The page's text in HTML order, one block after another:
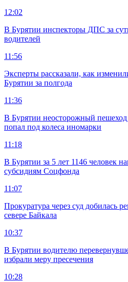
12:02
В Бурятии инспекторы ДПС за
водителей
11:56
Эксперты рассказали, как
Бурятии за полгода
11:36
В Бурятии неосторожный
попал под колеса иномарки
11:18
В Бурятии за 5 лет 1146 человек
субсидиям Соцфонда
11:07
Прокуратура через суд добилась
севере Байкала
10:37
В Бурятии водителю
избрали меру пресечения
10:28